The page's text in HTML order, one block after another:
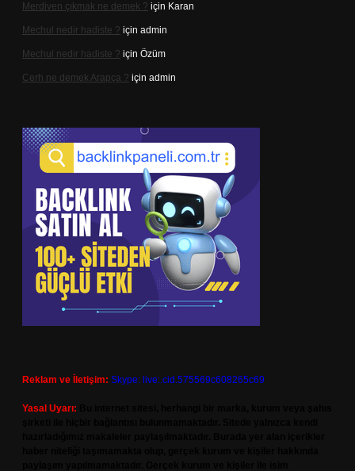
Merdiven çıkmak ne demek ? için Karan
Mechul nedir hadiste ? için admin
Mechul nedir hadiste ? için Özüm
Cerh ne demek Arapça ? için admin
Reklam ve İletişim: Skype: live:.cid.575569c608265c69
Yasal Uyarı: